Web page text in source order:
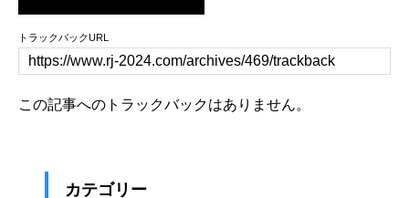
トラックバックURL
この記事へのトラックバックはありません。
カテゴリー